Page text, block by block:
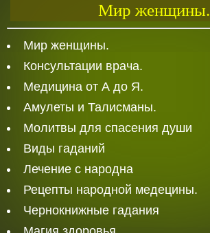
Мир женщины.
Мир женщины.
Консультации врача.
Медицина от А до Я.
Амулеты и Талисманы.
Молитвы для спасения души
Виды гаданий
Лечение с народна
Рецепты народной медецины.
Чернокнижные гадания